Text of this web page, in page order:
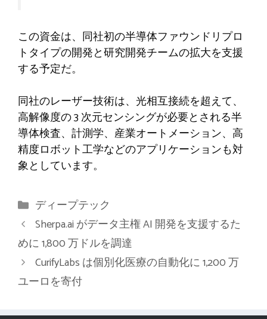
この資金は、同社初の半導体ファウンドリプロ
トタイプの開発と研究開発チームの拡大を支援
する予定だ。
同社のレーザー技術は、光相互接続を超えて、
高解像度の 3 次元センシングが必要とされる半
導体検査、計測学、産業オートメーション、高
精度ロボット工学などのアプリケーションも対
象としています。
カ
テ
ゴ
リ
ー
ディープテック
Sherpa.ai がデータ主権 AI 開発を支援するた
めに 1,800 万ドルを調達
CurifyLabs は個別化医療の自動化に 1,200 万
ユーロを寄付